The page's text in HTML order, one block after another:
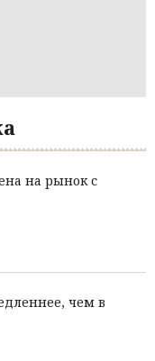
на рынок с
чем в